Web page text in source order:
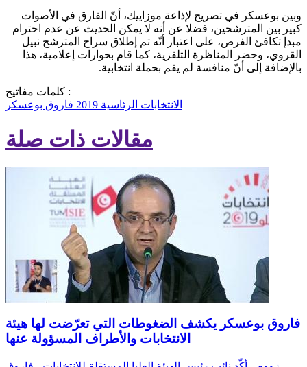
وبين بوعسكر في تصريح لإذاعة موزاييك، أنّ الفارق في الأصوات
كبير بين المترشحين، فضلا عن أنه لا يمكن الحديث عن عدم احترام
مبدإ تكافئ الفرص، على اعتبار أنّه تم إطلاق سراح المترشح نبيل
القروي، وحضر المناظرة التلفزية، كما قام بحوارات إعلامية، هذا
بالإضافة إلى أنّ منافسة لم يقم بحملة انتخابية.
كلمات مفاتيح :
الانتخابات الرئاسية 2019
فاروق بوعسكر
مقالات ذات صلة
فاروق بوعسكر يكشف الضغوطات التي تعرّضت لها هيئة
الانتخابات والأطراف المسؤولة عنها